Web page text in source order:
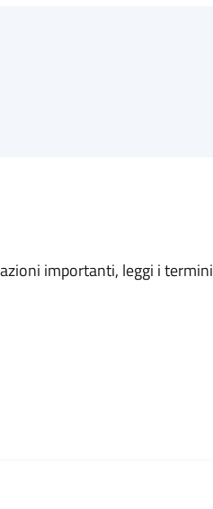
importanti, leggi i termini